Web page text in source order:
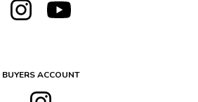
BUYERS ACCOUNT